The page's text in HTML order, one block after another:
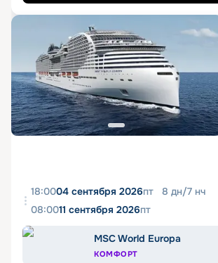
18:0004 сентября 2026пт 8 дн/7 нч
08:0011 сентября 2026пт
MSC World Europa
КОМФОРТ